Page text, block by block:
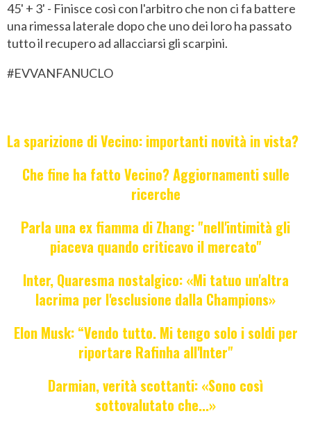
45' + 3' - Finisce così con l'arbitro che non ci fa battere
una rimessa laterale dopo che uno dei loro ha passato
tutto il recupero ad allacciarsi gli scarpini.
#EVVANFANUCLO
La sparizione di Vecino: importanti novità in vista?
Che fine ha fatto Vecino? Aggiornamenti sulle
ricerche
Parla una ex fiamma di Zhang: "nell'intimità gli
piaceva quando criticavo il mercato"
Inter, Quaresma nostalgico: «Mi tatuo un'altra
lacrima per l'esclusione dalla Champions»
Elon Musk: “Vendo tutto. Mi tengo solo i soldi per
riportare Rafinha all'Inter"
Darmian, verità scottanti: «Sono così
sottovalutato che...»